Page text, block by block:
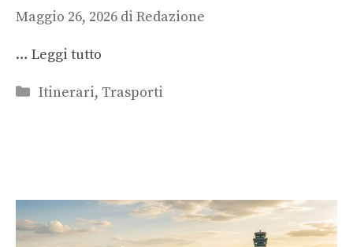
Maggio 26, 2026 di Redazione
… Leggi tutto
Categorie
Itinerari, Trasporti